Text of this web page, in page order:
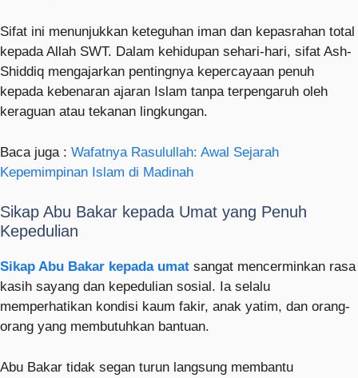
Sifat ini menunjukkan keteguhan iman dan kepasrahan total
kepada Allah SWT. Dalam kehidupan sehari-hari, sifat Ash-
Shiddiq mengajarkan pentingnya kepercayaan penuh
kepada kebenaran ajaran Islam tanpa terpengaruh oleh
keraguan atau tekanan lingkungan.
Baca juga : Wafatnya Rasulullah: Awal Sejarah
Kepemimpinan Islam di Madinah
Sikap Abu Bakar kepada Umat yang Penuh
Kepedulian
Sikap Abu Bakar kepada umat sangat mencerminkan rasa
kasih sayang dan kepedulian sosial. Ia selalu
memperhatikan kondisi kaum fakir, anak yatim, dan orang-
orang yang membutuhkan bantuan.
Abu Bakar tidak segan turun langsung membantu